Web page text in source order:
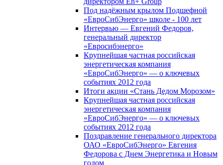
Под надёжным крылом Подшефной
«ЕвроСибЭнерго» школе - 100 лет
Интервью — Евгений Федоров,
генеральный директор
«Евросибэнерго»
Крупнейшая частная российская
энергетическая компания
«ЕвроСибЭнерго» — о ключевых
событиях 2012 года
Итоги акции «Стань Дедом Морозом»
Крупнейшая частная российская
энергетическая компания
«ЕвроСибЭнерго» — о ключевых
событиях 2012 года
Поздравление генерального директора
ОАО «ЕвроСибЭнерго» Евгения
Федорова с Днем Энергетика и Новым
годом